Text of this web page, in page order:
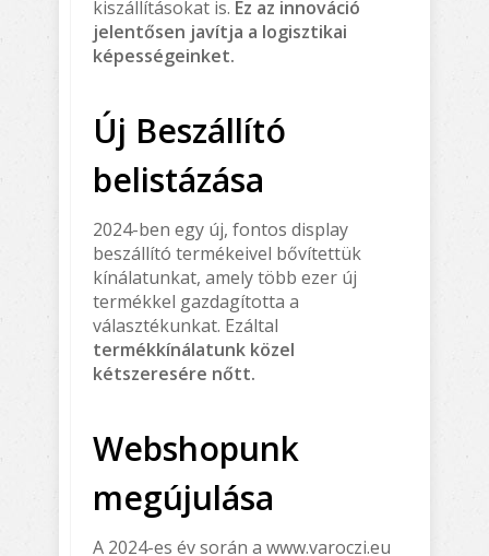
kiszállításokat is. Ez az innováció
jelentősen javítja a logisztikai
képességeinket.
Új Beszállító
belistázása
2024-ben egy új, fontos display
beszállító termékeivel bővítettük
kínálatunkat, amely több ezer új
termékkel gazdagította a
választékunkat. Ezáltal
termékkínálatunk közel
kétszeresére nőtt.
Webshopunk
megújulása
A 2024-es év során a www.varoczi.eu